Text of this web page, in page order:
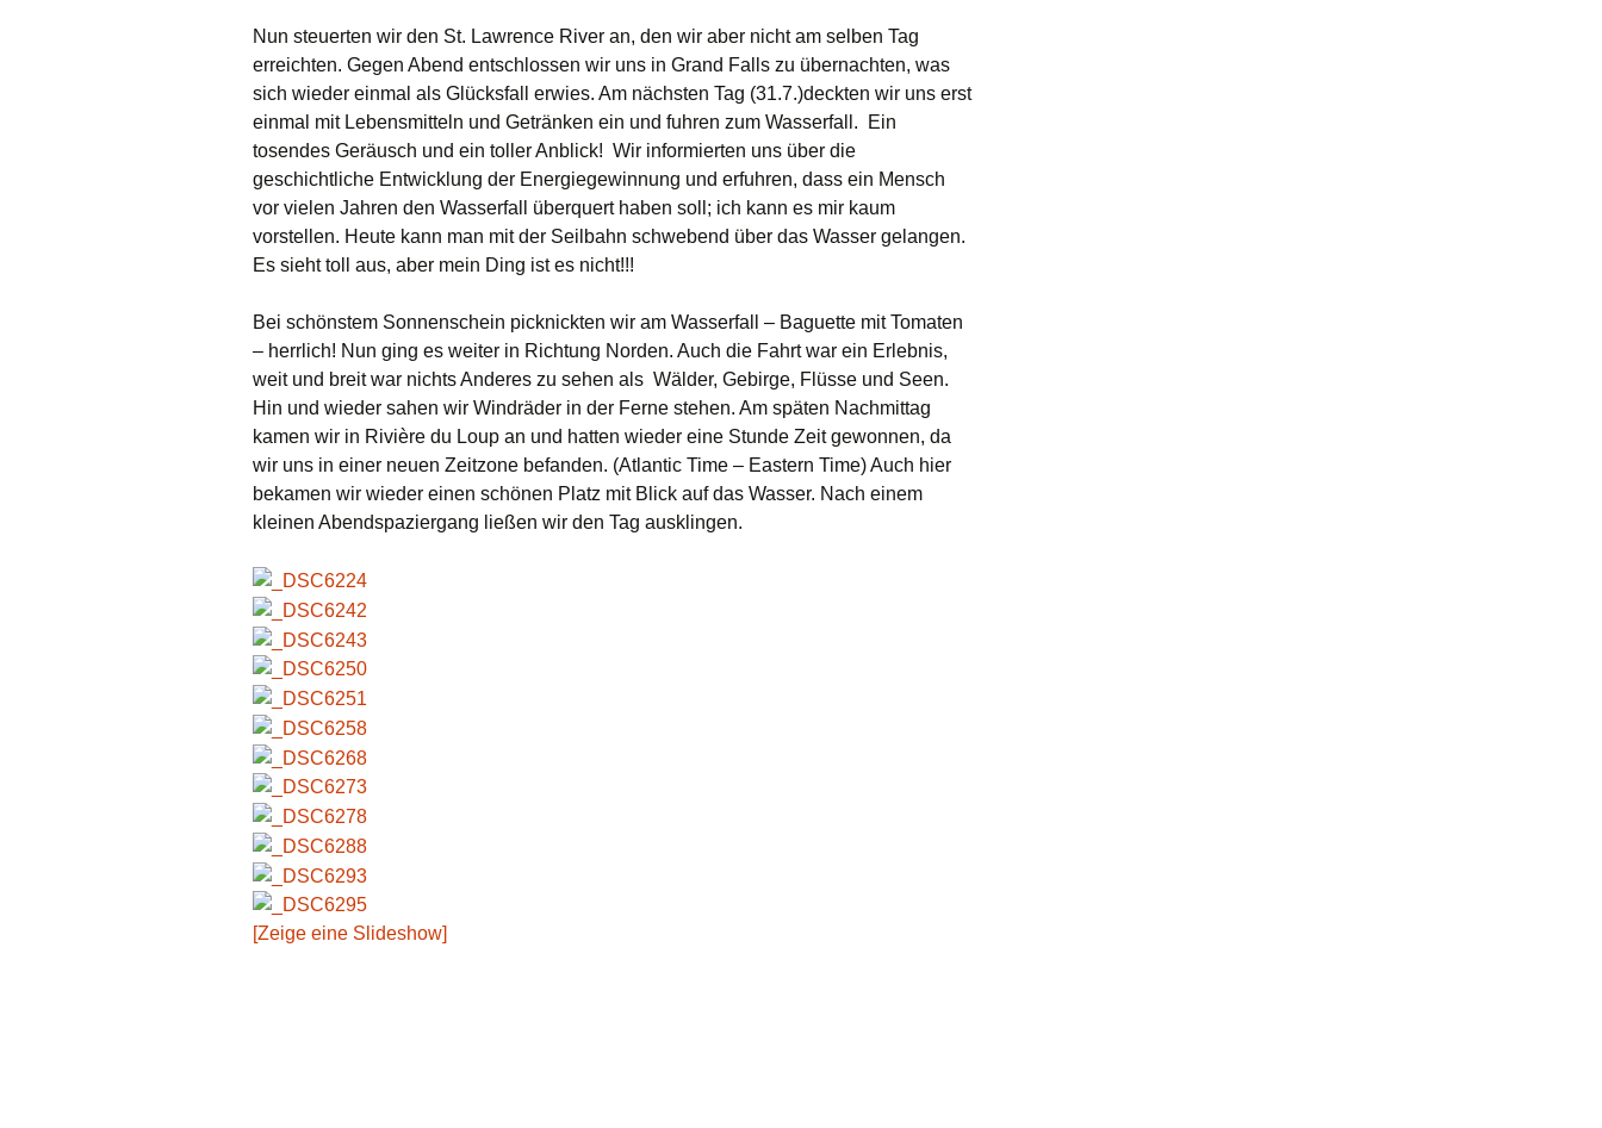
Nun steuerten wir den St. Lawrence River an, den wir aber nicht am selben Tag
erreichten. Gegen Abend entschlossen wir uns in Grand Falls zu übernachten, was
sich wieder einmal als Glücksfall erwies. Am nächsten Tag (31.7.)deckten wir uns erst
einmal mit Lebensmitteln und Getränken ein und fuhren zum Wasserfall. Ein
tosendes Geräusch und ein toller Anblick! Wir informierten uns über die
geschichtliche Entwicklung der Energiegewinnung und erfuhren, dass ein Mensch
vor vielen Jahren den Wasserfall überquert haben soll; ich kann es mir kaum
vorstellen. Heute kann man mit der Seilbahn schwebend über das Wasser gelangen.
Es sieht toll aus, aber mein Ding ist es nicht!!!
Bei schönstem Sonnenschein picknickten wir am Wasserfall – Baguette mit Tomaten
– herrlich! Nun ging es weiter in Richtung Norden. Auch die Fahrt war ein Erlebnis,
weit und breit war nichts Anderes zu sehen als Wälder, Gebirge, Flüsse und Seen.
Hin und wieder sahen wir Windräder in der Ferne stehen. Am späten Nachmittag
kamen wir in Rivière du Loup an und hatten wieder eine Stunde Zeit gewonnen, da
wir uns in einer neuen Zeitzone befanden. (Atlantic Time – Eastern Time) Auch hier
bekamen wir wieder einen schönen Platz mit Blick auf das Wasser. Nach einem
kleinen Abendspaziergang ließen wir den Tag ausklingen.
[Zeige eine Slideshow]